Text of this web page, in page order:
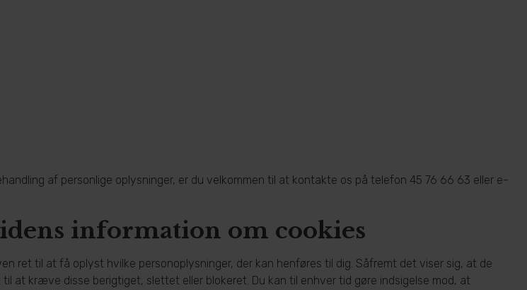
af personlige oplysninger, er du velkommen til at kontakte os på telefon 45 76 66 63 eller e-
information om cookies
ret til at få oplyst hvilke personoplysninger, der kan henføres til dig. Såfremt det viser sig, at de
at kræve disse berigtiget, slettet eller blokeret. Du kan til enhver tid gøre indsigelse mod, at